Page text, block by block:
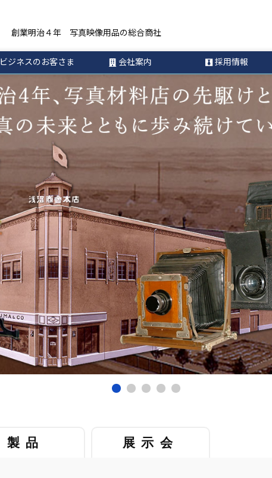
創業明治４年 写真映像用品の総合商社
ビジネスのお客さま 会社案内 採用情報
製品 展示会